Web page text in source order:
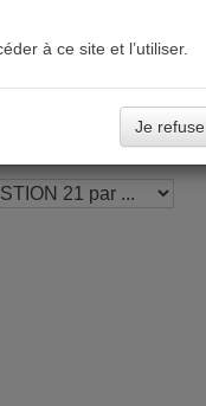
à ce site et l’utiliser.
Je refuse